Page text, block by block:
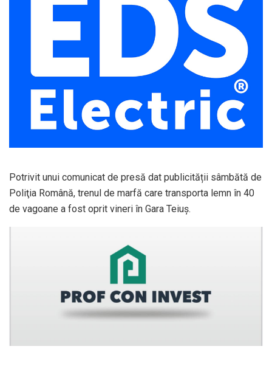
Potrivit unui comunicat de presă dat publicității sâmbătă de
Poliţia Română, trenul de marfă care transporta lemn în 40
de vagoane a fost oprit vineri în Gara Teiuş.